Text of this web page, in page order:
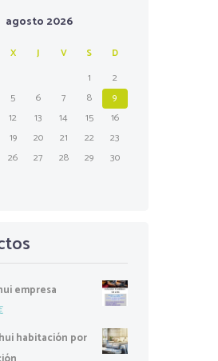
agosto 2026
X J V S D
1
2
5 6 7 8
9
12 13 14 15
16
19 20 21 22
23
26 27 28 29
30
empresa
habitación por